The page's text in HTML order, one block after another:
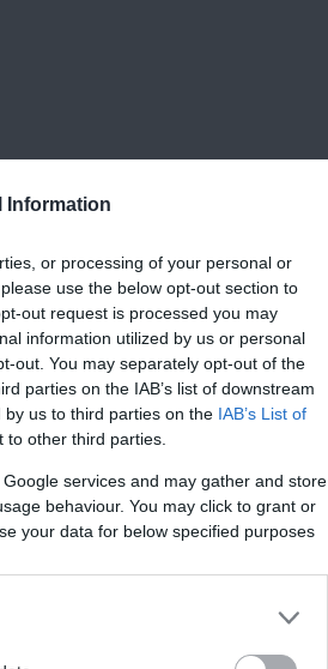
Information
or processing of your personal or
use the below opt-out section to
out request is processed you may
information utilized by us or personal
out. You may separately opt-out of the
parties on the IAB’s list of downstream
us to third parties on the IAB’s List of
other third parties.
services and may gather and store
behaviour. You may click to grant or
your data for below specified purposes